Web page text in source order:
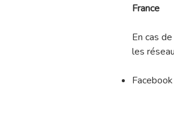
France
En cas
les
Facebook